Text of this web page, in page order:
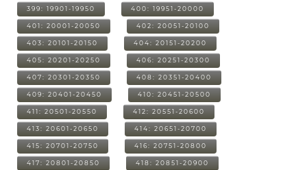
399: 19901-19950 400: 19951-20000
401: 20001-20050 402: 20051-20100
403: 20101-20150 404: 20151-20200
405: 20201-20250 406: 20251-20300
407: 20301-20350 408: 20351-20400
409: 20401-20450 410: 20451-20500
411: 20501-20550 412: 20551-20600
413: 20601-20650 414: 20651-20700
415: 20701-20750 416: 20751-20800
417: 20801-20850 418: 20851-20900